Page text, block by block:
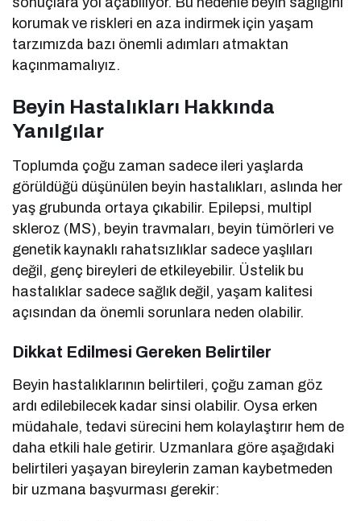
korumak ve riskleri en aza indirmek için yaşam
tarzımızda bazı önemli adımları atmaktan
kaçınmamalıyız.
Beyin Hastalıkları Hakkında
Yanılgılar
Toplumda çoğu zaman sadece ileri yaşlarda
görüldüğü düşünülen beyin hastalıkları, aslında her
yaş grubunda ortaya çıkabilir. Epilepsi, multipl
skleroz (MS), beyin travmaları, beyin tümörleri ve
genetik kaynaklı rahatsızlıklar sadece yaşlıları
değil, genç bireyleri de etkileyebilir. Üstelik bu
hastalıklar sadece sağlık değil, yaşam kalitesi
açısından da önemli sorunlara neden olabilir.
Dikkat Edilmesi Gereken Belirtiler
Beyin hastalıklarının belirtileri, çoğu zaman göz
ardı edilebilecek kadar sinsi olabilir. Oysa erken
müdahale, tedavi sürecini hem kolaylaştırır hem de
daha etkili hale getirir. Uzmanlara göre aşağıdaki
belirtileri yaşayan bireylerin zaman kaybetmeden
bir uzmana başvurması gerekir: